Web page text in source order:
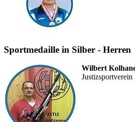
Sportmedaille in Silber - Herren
Wilbert
Justizsportverein